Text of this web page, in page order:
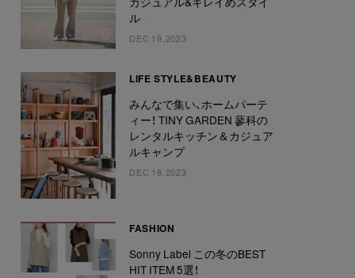
ル
DEC 19,2023
LIFE STYLE&BEAUTY
みんなで集い、ホームパーテ
ィー！ TINY GARDEN 蓼科の
レンタルキッチン＆カジュア
ルキャンプ
DEC 18,2023
FASHION
Sonny Label この冬のBEST
HIT ITEM 5選！